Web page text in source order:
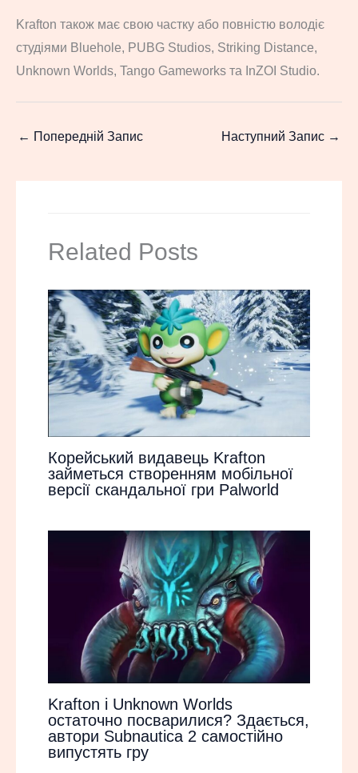
Krafton також має свою частку або повністю володіє
студіями Bluehole, PUBG Studios, Striking Distance,
Unknown Worlds, Tango Gameworks та InZOI Studio.
← Попередній Запис Наступний Запис →
Related Posts
Корейський видавець Krafton
займеться створенням мобільної
версії скандальної гри Palworld
Krafton і Unknown Worlds
остаточно посварилися? Здається,
автори Subnautica 2 самостійно
випустять гру